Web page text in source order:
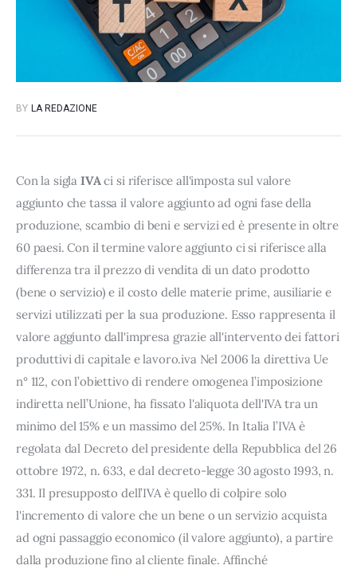
BY LA REDAZIONE
Con la siglaIVAci si riferisce all'imposta sul valore
aggiunto che tassa il valore aggiunto ad ogni fase della
produzione, scambio di beni e servizi ed è presente in oltre
60 paesi. Con il termine valore aggiunto ci si riferisce alla
differenza tra il prezzo di vendita di un dato prodotto
(bene o servizio) e il costo delle materie prime, ausiliarie e
servizi utilizzati per la sua produzione. Esso rappresenta il
valore aggiunto dall'impresa grazie all'intervento dei fattori
produttivi di capitale e lavoro.iva Nel 2006 la direttiva Ue
n° 112, con l’obiettivo di rendere omogenea l’imposizione
indiretta nell’Unione, ha fissato l'aliquota dell'IVA tra un
minimo del 15% e un massimo del 25%. In Italia l’IVA è
regolata dal Decreto del presidente della Repubblica del 26
ottobre 1972, n. 633, e dal decreto-legge 30 agosto 1993, n.
331. Il presupposto dell’IVA è quello di colpire solo
l'incremento di valore che un bene o un servizio acquista
ad ogni passaggio economico (il valore aggiunto), a partire
dalla produzione fino al cliente finale. Affinché